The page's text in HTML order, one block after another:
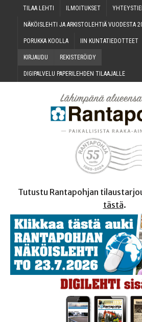
TILAA LEH­TI ILMOI­TUK­SET
NÄKÖIS­LEH­TI JA ARKIS­TO­LEH­TIÄ VUO­DES­TA
PORUK­KA KOOLLA IIN KUN­TA­TIE­DOT­TEET
KIR­JAU­DU REKIS­TE­RÖI­DY
DIGI­PAL­VE­LU PAPE­RI­LEH­DEN TILAAJALLE
Tutustu Rantapohjan
tästä.